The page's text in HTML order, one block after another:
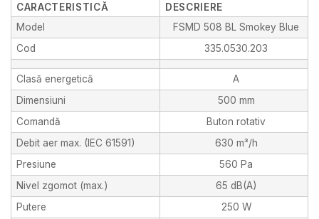
CARACTERISTICĂ
DESCRIERE
Model
FSMD 508 BL Smokey Blue
Cod
335.0530.203
Clasă energetică
A
Dimensiuni
500 mm
Comandă
Buton rotativ
Debit aer max. (IEC 61591)
630 m³/h
Presiune
560 Pa
Nivel zgomot (max.)
65 dB(A)
Putere
250 W